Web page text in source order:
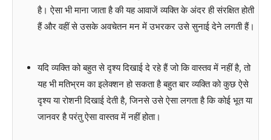
है। ऐसा भी माना जाता है की यह आवाजें व्यक्ति के अंदर ही संरक्षित होती
हैं और वहीं से उसके अवचेतन मन में उभरकर उसे सुनाई देने लगती हैं।
यदि व्यक्ति को बहुत से दृश्य दिखाई दे रहे हैं जो कि वास्तव में नहीं है, तो
यह भी मतिभ्रम का इलेक्शन हो सकता है बहुत बार व्यक्ति को कुछ ऐसे
दृश्य या रोशनी दिखाई देती है, जिनसे उसे ऐसा लगता है कि कोई भूत या
जानवर है परंतु ऐसा वास्तव में नहीं होता।